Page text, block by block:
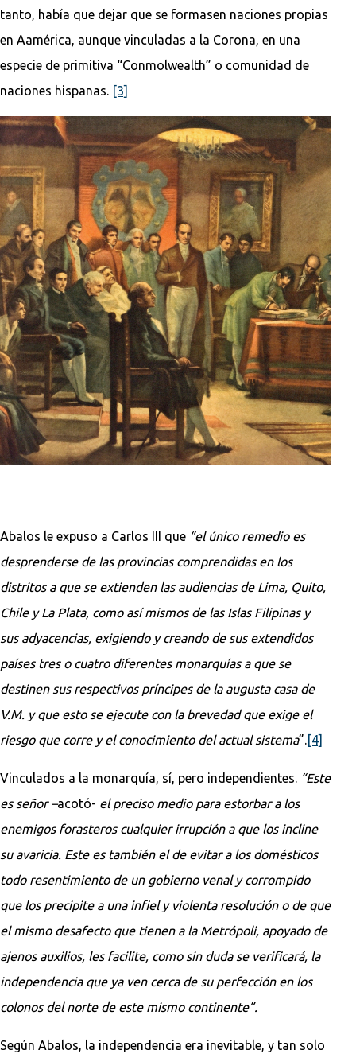
tanto, había que dejar que se formasen naciones propias
en Aamérica, aunque vinculadas a la Corona, en una
especie de primitiva “Conmolwealth” o comunidad de
naciones hispanas. [3]
Abalos le expuso a Carlos III que “el único remedio es
desprenderse de las provincias comprendidas en los
distritos a que se extienden las audiencias de Lima, Quito,
Chile y La Plata, como así mismos de las Islas Filipinas y
sus adyacencias, exigiendo y creando de sus extendidos
países tres o cuatro diferentes monarquías a que se
destinen sus respectivos príncipes de la augusta casa de
V.M. y que esto se ejecute con la brevedad que exige el
riesgo que corre y el conocimiento del actual sistema”.[4]
Vinculados a la monarquía, sí, pero independientes. “Este
es señor –acotó- el preciso medio para estorbar a los
enemigos forasteros cualquier irrupción a que los incline
su avaricia. Este es también el de evitar a los domésticos
todo resentimiento de un gobierno venal y corrompido
que los precipite a una infiel y violenta resolución o de que
el mismo desafecto que tienen a la Metrópoli, apoyado de
ajenos auxilios, les facilite, como sin duda se verificará, la
independencia que ya ven cerca de su perfección en los
colonos del norte de este mismo continente”.
Según Abalos, la independencia era inevitable, y tan solo